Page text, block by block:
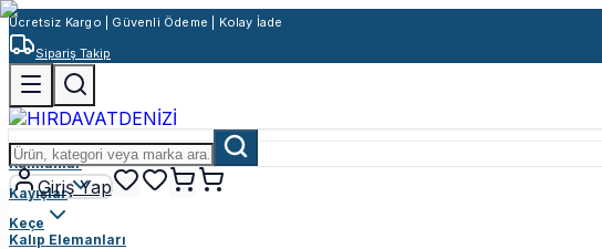
Ücretsiz Kargo | Güvenli Ödeme | Kolay İade
Sipariş Takip
Giriş Yap
Rulmanlar
Kayışlar
Keçe
Kalıp Elemanları